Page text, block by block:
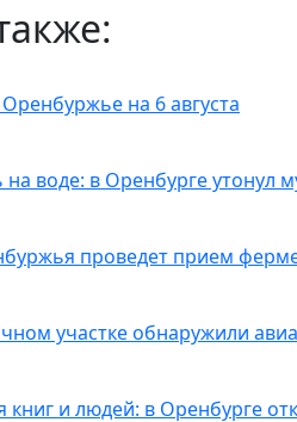
на 6 августа
воде: в Оренбурге утонул
проведет прием
участке обнаружили
книг и людей: в Оренбурге